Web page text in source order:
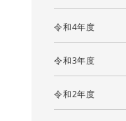
令和4年度
令和3年度
令和2年度